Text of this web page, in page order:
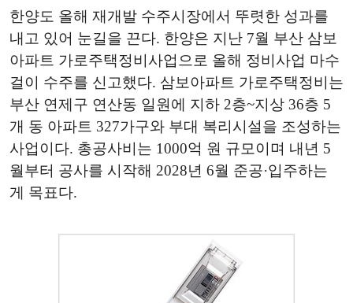
한양도 올해 재개발 수주시장에서 뚜렷한 성과를
내고 있어 눈길을 끈다. 한양은 지난 7월 부산 삼보
아파트 가로주택정비사업으로 올해 정비사업 마수
걸이 수주를 신고했다. 삼보아파트 가로주택정비는
부산 연제구 연산동 일원에 지하 2층~지상 36층 5
개 동 아파트 327가구와 부대 복리시설을 조성하는
사업이다. 총공사비는 1000억 원 규모이며 내년 5
월부터 공사를 시작해 2028년 6월 준공·입주하는
게 목표다.